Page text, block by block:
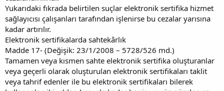
Yukarıdaki fıkrada belirtilen suçlar elektronik sertifika hizmet
sağlayıcısı çalışanları tarafından işlenirse bu cezalar yarısına
kadar artırılır.
Elektronik sertifikalarda sahtekârlık
Madde 17- (Değişik: 23/1/2008 – 5728/526 md.)
Tamamen veya kısmen sahte elektronik sertifika oluşturanlar
veya geçerli olarak oluşturulan elektronik sertifikaları taklit
veya tahrif edenler ile bu elektronik sertifikaları bilerek